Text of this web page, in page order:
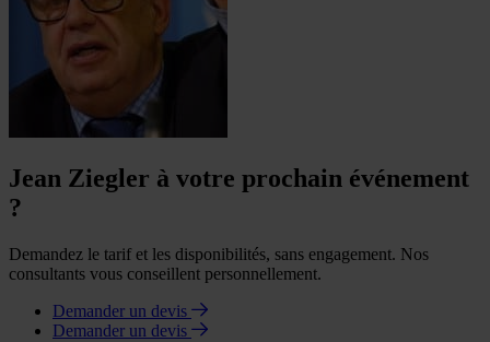
Jean Ziegler à votre prochain événement
?
Demandez le tarif et les disponibilités, sans engagement. Nos
consultants vous conseillent personnellement.
Demander un devis
Demander un devis